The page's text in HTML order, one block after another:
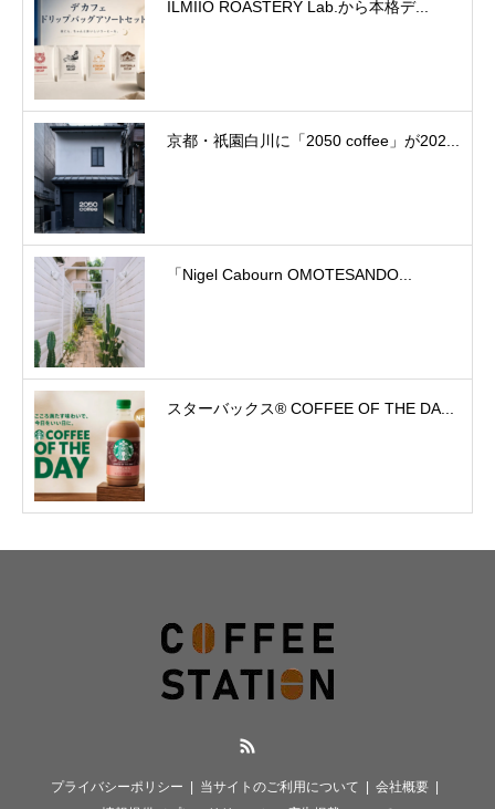
ILMIIO ROASTERY Lab.から本格デ...
京都・祇園白川に「2050 coffee」が202...
「Nigel Cabourn OMOTESANDO...
スターバックス® COFFEE OF THE DA...
プライバシーポリシー 当サイトのご利用について
会社概要